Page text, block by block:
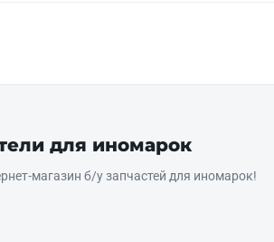
для иномарок
б/у запчастей для иномарок!